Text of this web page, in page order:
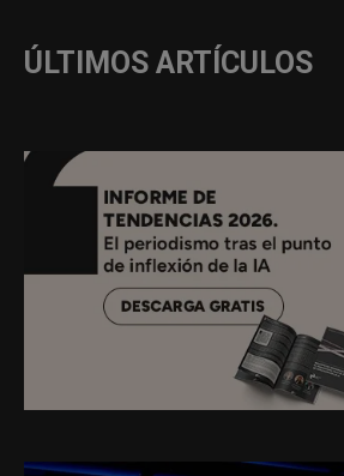
ÚLTIMOS ARTÍCULOS